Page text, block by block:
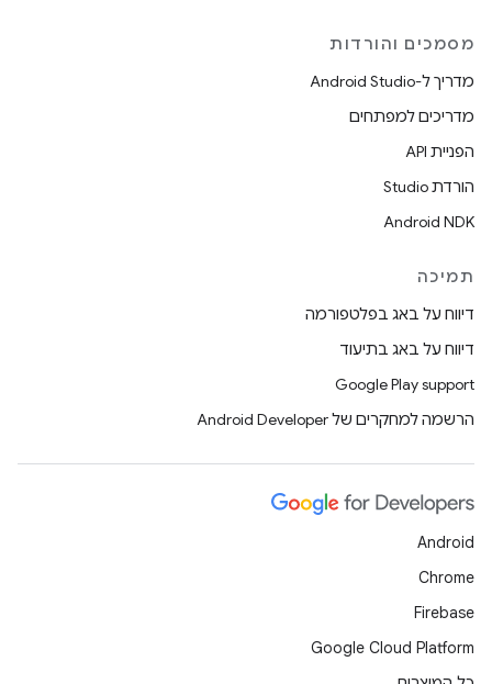
מסמכים והורדות
מדריך ל-Android Studio
מדריכים למפתחים
הפניית API
הורדת Studio
Android NDK
תמיכה
דיווח על באג בפלטפורמה
דיווח על באג בתיעוד
Google Play support
הרשמה למחקרים של Android Developer
Android
Chrome
Firebase
Google Cloud Platform